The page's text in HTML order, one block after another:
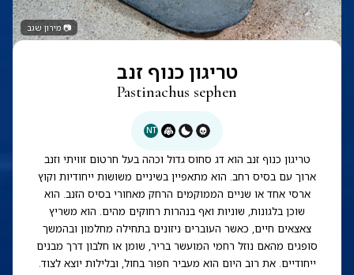
📷 מירון שגב
טריגון כנוף זנב
Pastinachus sephen
NT
טריגון כנוף זנב הוא דג סחוס גדול וכהה בעל חרטום זוויתי וזנב
ארוך עם בסיס רחב. הוא מתאפיין בשיניים משושות ייחודיות וקוץ
ארסי אחד או שניים הממוקמים הרחק מאחורי בסיס הזנב. הוא
שוכן בלגונות, שוניות ואף בנהרות רחוקים מהים. הוא משריץ
צאצאים חיים, כאשר העוברים ניזונים בתחילה מחלמון ובהמשך
סופגים מהאם נוזל רחמי המועשר בריר, שומן או חלבון דרך מבנים
ייחודיים. את רוב היום הוא מעביר חפור בחול, ובלילות יוצא לצוד.